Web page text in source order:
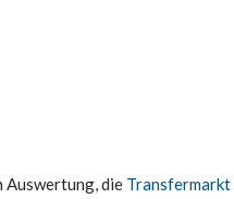
Auswertung, die Transfermarkt